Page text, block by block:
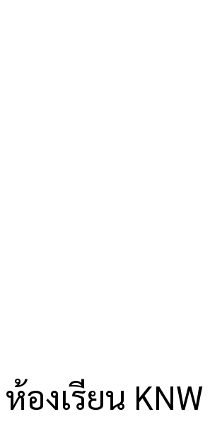
ห้องเรียน KNW